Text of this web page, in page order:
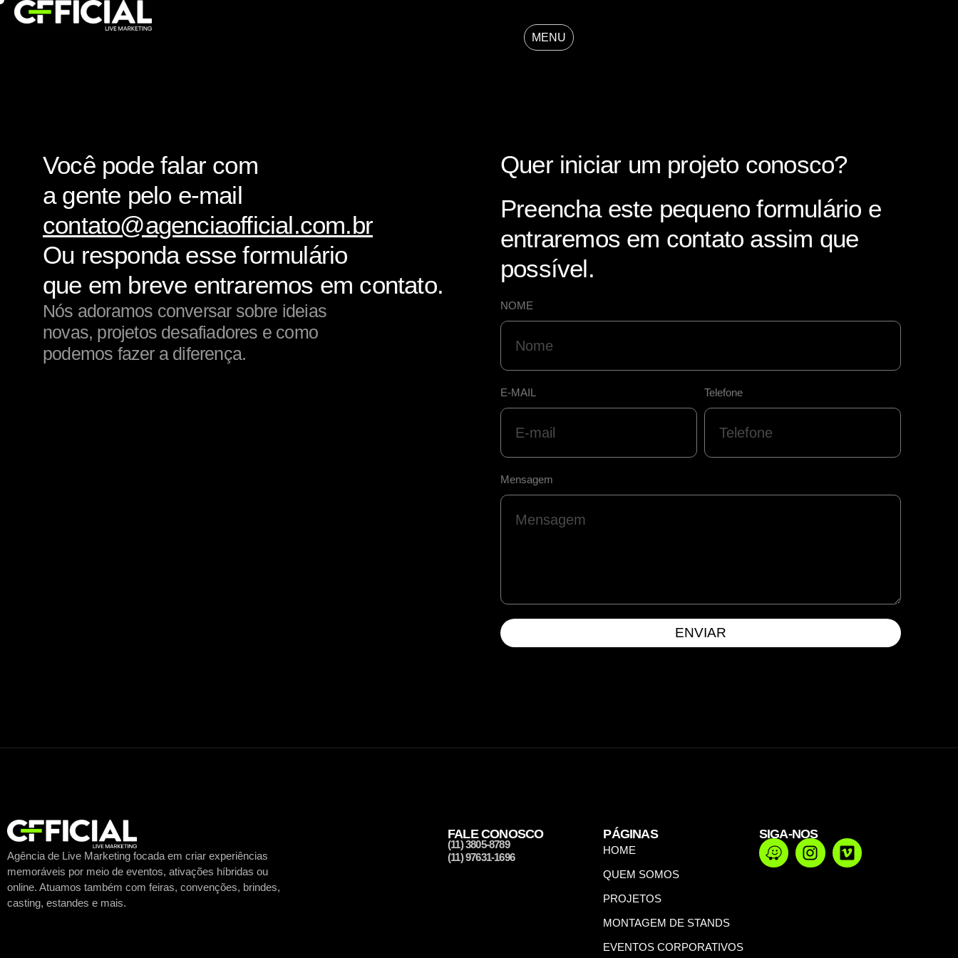
MENU
Você pode falar com
a gente pelo e-mail
contato@agenciaofficial.com.br
Ou responda esse formulário
que em breve entraremos em contato.
Nós adoramos conversar sobre ideias
novas, projetos desafiadores e como
podemos fazer a diferença.
Quer iniciar um projeto conosco?
Preencha este pequeno formulário e
entraremos em contato assim que
possível.
NOME
E-MAIL Telefone
Mensagem
ENVIAR
Agência de Live Marketing focada em criar experiências
memoráveis por meio de eventos, ativações híbridas ou
online. Atuamos também com feiras, convenções, brindes,
casting, estandes e mais.
FALE CONOSCO
(11) 3805-8789
(11) 97631-1696
PÁGINAS
HOME
QUEM SOMOS
PROJETOS
MONTAGEM DE STANDS
EVENTOS CORPORATIVOS
SIGA-NOS